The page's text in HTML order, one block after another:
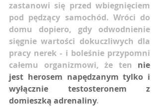
zastanowi się przed wbiegnięciem
pod pędzący samochód. Wróci do
domu dopiero, gdy odwodnienie
sięgnie wartości dokuczliwych dla
pracy nerek - i boleśnie przypomni
całemu organizmowi, że ten nie
jest herosem napędzanym tylko i
wyłącznie testosteronem z
domieszką adrenaliny.